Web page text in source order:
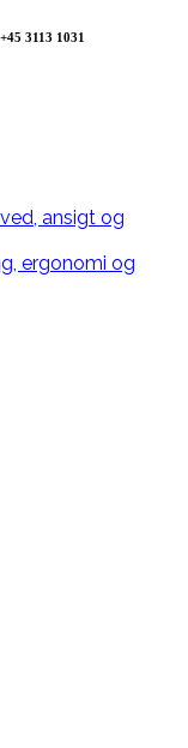
3113 1031
ansigt og
ergonomi og